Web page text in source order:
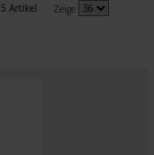
5 Artikel Zeige